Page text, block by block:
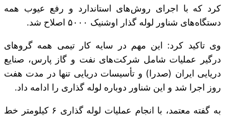
کرد که با اجرای روش‌های استاندارد و رفع عیوب همه
دستگاه‌های شناور لوله گذار اوشنیک ۵۰۰۰ اصلاح شد.
وی تاکید کرد: این مهم در سایه کار تیمی همه گروهای
درگیر عملیات شامل شرکت‌های نفت و گاز پارس، صنایع
دریایی ایران (صدرا) و تأسیسات دریایی تنها در مدت هفت
روز اجرا شد و این شناور دوباره لوله گذاری را ادامه داد.
به گفته معتمد، با انجام عملیات لوله گذاری ۶ کیلومتر خط